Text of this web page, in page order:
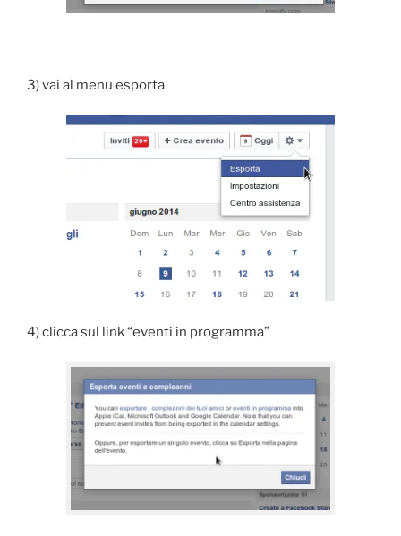
3) vai al menu esporta
4) clicca sul link “eventi in programma”